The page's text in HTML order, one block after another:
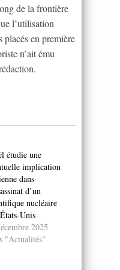
de la frontière
l’utilisation
placés en première
n’ait ému
étudie une
implication
dans
d’un
nucléaire
Unis
2025
"Actualités"